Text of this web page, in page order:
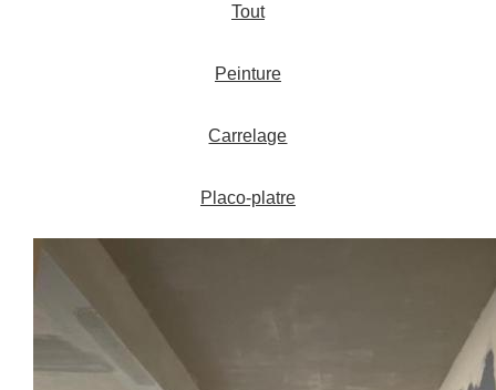
Tout
Peinture
Carrelage
Placo-platre